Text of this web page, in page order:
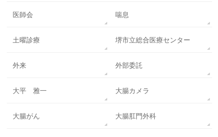
医師会 喘息
土曜診療 堺市立総合医療センター
外来 外部委託
大平 雅一 大腸カメラ
大腸がん 大腸肛門外科